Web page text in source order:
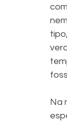
Na